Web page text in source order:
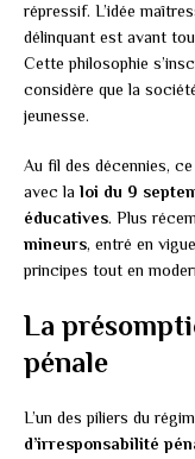
répressif. L’idée
délinquant est avant
Cette philosophie
considère que la
jeunesse.
Au fil des décennies,
avec la loi du 9
éducatives. Plus
mineurs, entré en
principes tout en
La
pénale
L’un des piliers du
d’irresponsabilité